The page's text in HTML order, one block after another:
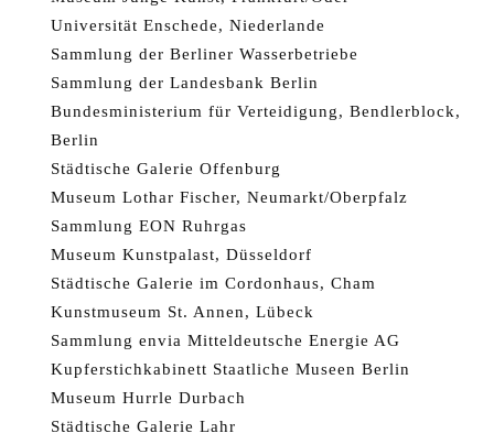
Universität Enschede, Niederlande
Sammlung der Berliner Wasserbetriebe
Sammlung der Landesbank Berlin
Bundesministerium für Verteidigung, Bendlerblock,
Berlin
Städtische Galerie Offenburg
Museum Lothar Fischer, Neumarkt/Oberpfalz
Sammlung EON Ruhrgas
Museum Kunstpalast, Düsseldorf
Städtische Galerie im Cordonhaus, Cham
Kunstmuseum St. Annen, Lübeck
Sammlung envia Mitteldeutsche Energie AG
Kupferstichkabinett Staatliche Museen Berlin
Museum Hurrle Durbach
Städtische Galerie Lahr